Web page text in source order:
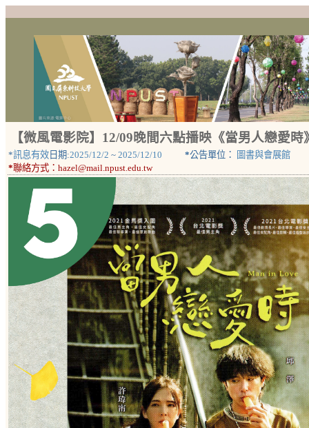
【微風電影院】12/09晚間六點播映《當男人戀愛
*訊息有效 日期:2025/12/2 ~ 2025/12/10 *公告單位：
圖書與會展館
*聯絡方式： hazel@mail.npust.edu.tw